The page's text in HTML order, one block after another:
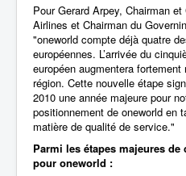
Pour Gerard Arpey, Chairman
Airlines et Chairman du
"oneworld compte déjà quatre
européennes. L’arrivée du
européen augmentera
région. Cette nouvelle étape
2010 une année majeure pour
positionnement de oneworld en
matière de qualité de service."
Parmi les étapes majeures de
pour oneworld :